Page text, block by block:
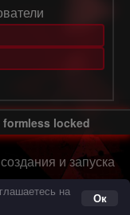
locked
и запуска
|Политика